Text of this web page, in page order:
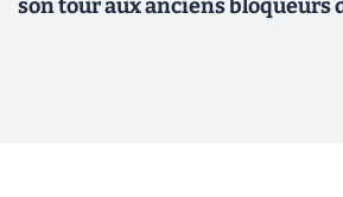
son tour aux anciens bloqueurs